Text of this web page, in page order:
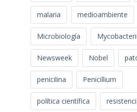
malaria medioambiente
Microbiología
Newsweek Nobel
penicilina Penicillium
política científica